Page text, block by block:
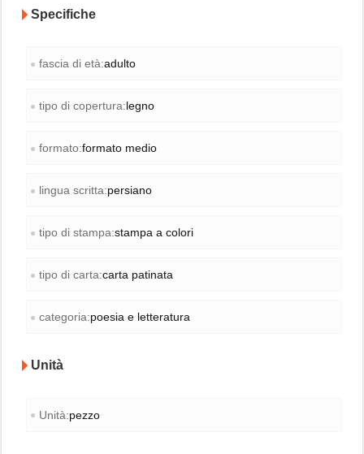
Specifiche
fascia di età:adulto
tipo di copertura:legno
formato:formato medio
lingua scritta:persiano
tipo di stampa:stampa a colori
tipo di carta:carta patinata
categoria:poesia e letteratura
Unità
Unità:pezzo